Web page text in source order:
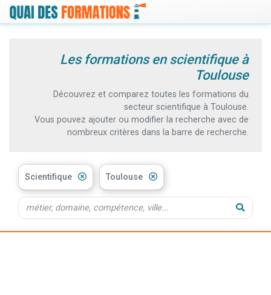
Les formations en scientifique à
Toulouse
Découvrez et comparez toutes les formations du
secteur scientifique à Toulouse.
Vous pouvez ajouter ou modifier la recherche avec de
nombreux critères dans la barre de recherche.
Scientifique Toulouse